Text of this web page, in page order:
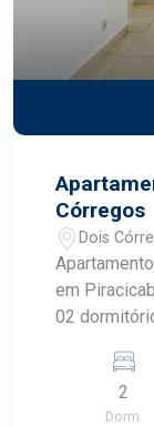
Córregos
Dois
em
02
garagem.
2
Dorm.